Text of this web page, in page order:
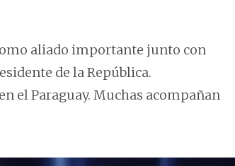
aliado importante junto con
de la República.
el Paraguay. Muchas acompañan